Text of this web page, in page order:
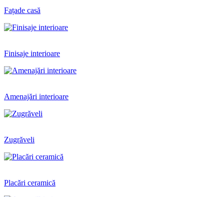
Fațade casă
Finisaje interioare
Amenajări interioare
Zugrăveli
Placări ceramică